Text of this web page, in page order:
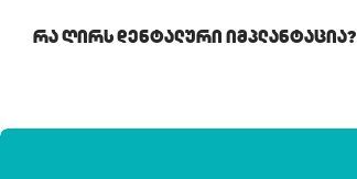
Რა Ღირს Დენტალური Იმპლანტაცია?